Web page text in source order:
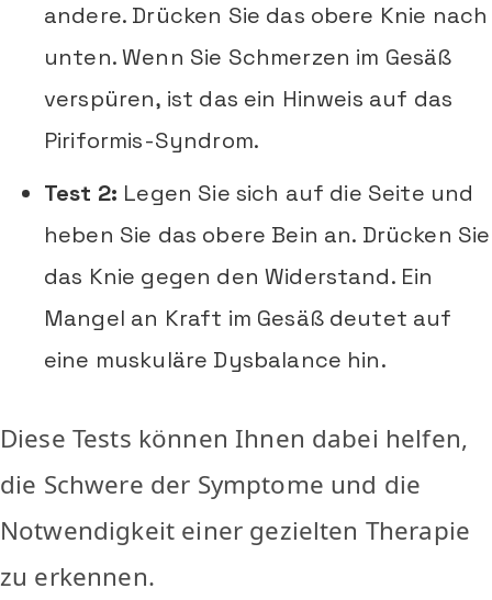
andere. Drücken Sie das obere Knie nach
unten. Wenn Sie Schmerzen im Gesäß
verspüren, ist das ein Hinweis auf das
Piriformis-Syndrom.
Test 2: Legen Sie sich auf die Seite und
heben Sie das obere Bein an. Drücken Sie
das Knie gegen den Widerstand. Ein
Mangel an Kraft im Gesäß deutet auf
eine muskuläre Dysbalance hin.
Diese Tests können Ihnen dabei helfen,
die Schwere der Symptome und die
Notwendigkeit einer gezielten Therapie
zu erkennen.